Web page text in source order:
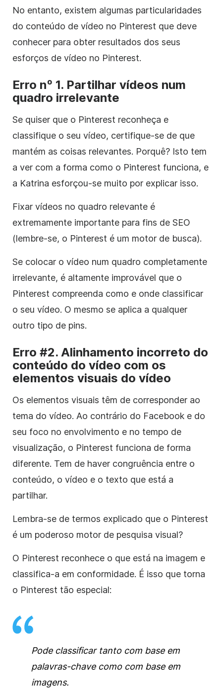
No entanto, existem algumas particularidades
do conteúdo de vídeo no Pinterest que deve
conhecer para obter resultados dos seus
esforços de vídeo no Pinterest.
Erro nº 1. Partilhar vídeos num
quadro irrelevante
Se quiser que o Pinterest reconheça e
classifique o seu vídeo, certifique-se de que
mantém as coisas relevantes. Porquê? Isto tem
a ver com a forma como o Pinterest funciona, e
a Katrina esforçou-se muito por explicar isso.
Fixar vídeos no quadro relevante é
extremamente importante para fins de SEO
(lembre-se, o Pinterest é um motor de busca).
Se colocar o vídeo num quadro completamente
irrelevante, é altamente improvável que o
Pinterest compreenda como e onde classificar
o seu vídeo. O mesmo se aplica a qualquer
outro tipo de pins.
Erro #2. Alinhamento incorreto do
conteúdo do vídeo com os
elementos visuais do vídeo
Os elementos visuais têm de corresponder ao
tema do vídeo. Ao contrário do Facebook e do
seu foco no envolvimento e no tempo de
visualização, o Pinterest funciona de forma
diferente. Tem de haver congruência entre o
conteúdo, o vídeo e o texto que está a
partilhar.
Lembra-se de termos explicado que o Pinterest
é um poderoso motor de pesquisa visual?
O Pinterest reconhece o que está na imagem e
classifica-a em conformidade. É isso que torna
o Pinterest tão especial:
Pode classificar tanto com base em
palavras-chave como com base em
imagens.